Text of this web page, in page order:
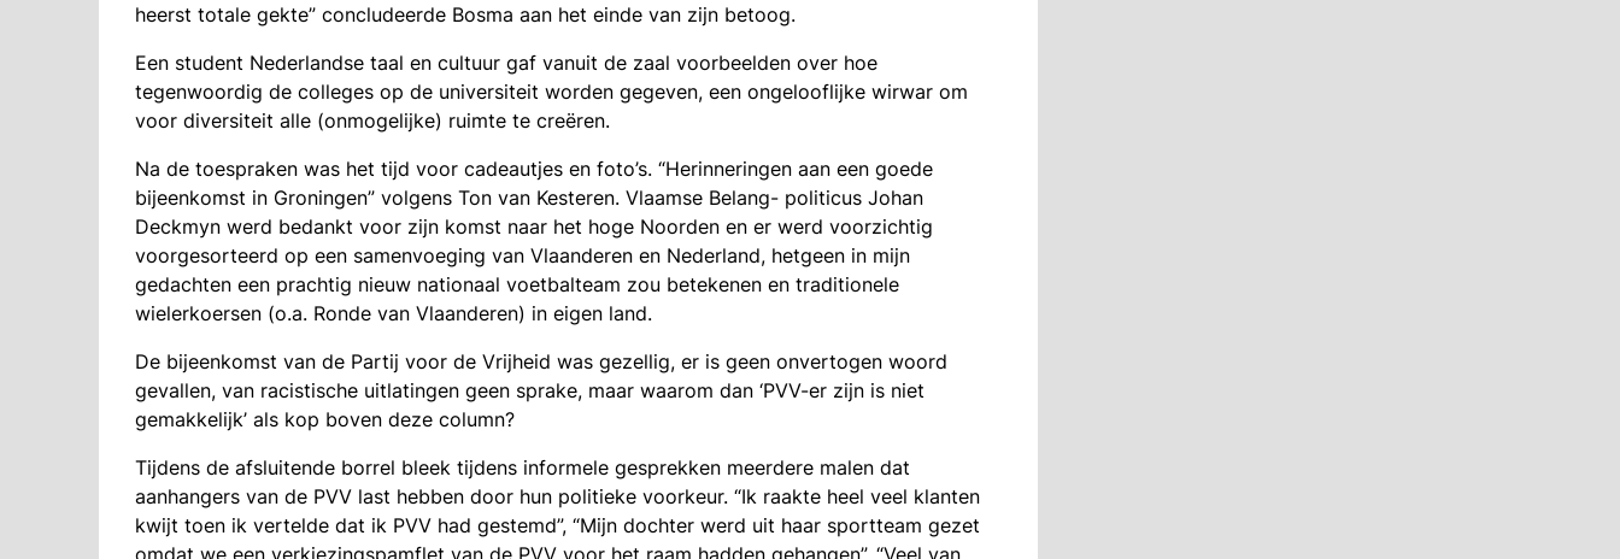
heerst totale gekte” concludeerde Bosma aan het einde van zijn betoog.
Een student Nederlandse taal en cultuur gaf vanuit de zaal voorbeelden over hoe
tegenwoordig de colleges op de universiteit worden gegeven, een ongelooflijke wirwar om
voor diversiteit alle (onmogelijke) ruimte te creëren.
Na de toespraken was het tijd voor cadeautjes en foto’s. “Herinneringen aan een goede
bijeenkomst in Groningen” volgens Ton van Kesteren. Vlaamse Belang- politicus Johan
Deckmyn werd bedankt voor zijn komst naar het hoge Noorden en er werd voorzichtig
voorgesorteerd op een samenvoeging van Vlaanderen en Nederland, hetgeen in mijn
gedachten een prachtig nieuw nationaal voetbalteam zou betekenen en traditionele
wielerkoersen (o.a. Ronde van Vlaanderen) in eigen land.
De bijeenkomst van de Partij voor de Vrijheid was gezellig, er is geen onvertogen woord
gevallen, van racistische uitlatingen geen sprake, maar waarom dan ‘PVV-er zijn is niet
gemakkelijk’ als kop boven deze column?
Tijdens de afsluitende borrel bleek tijdens informele gesprekken meerdere malen dat
aanhangers van de PVV last hebben door hun politieke voorkeur. “Ik raakte heel veel klanten
kwijt toen ik vertelde dat ik PVV had gestemd”, “Mijn dochter werd uit haar sportteam gezet